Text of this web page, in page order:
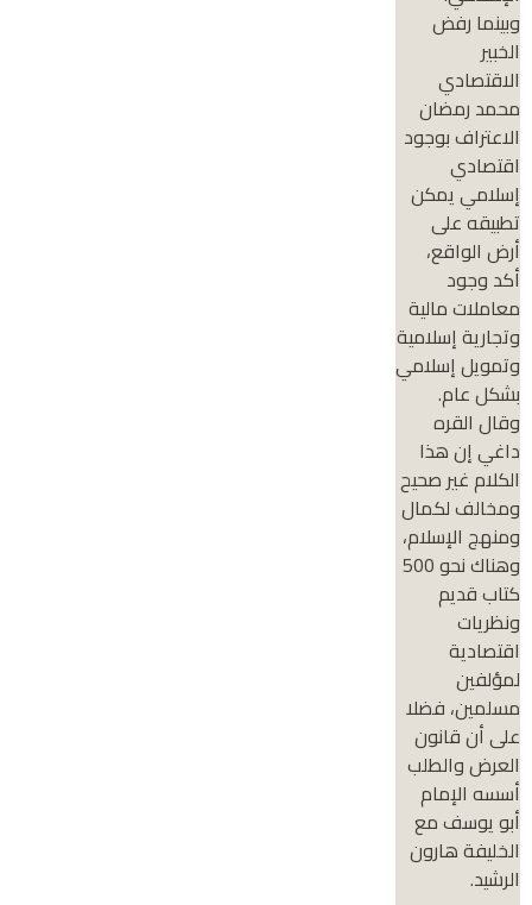
وبينما رفض
الخبير
الاقتصادي
محمد رمضان
الاعتراف بوجود
اقتصادي
إسلامي يمكن
تطبيقه على
أرض الواقع،
أكد وجود
معاملات مالية
وتجارية إسلامية
وتمويل إسلامي
بشكل عام.
وقال القره
داغي إن هذا
الكلام غير صحيح
ومخالف لكمال
ومنهج الإسلام،
وهناك نحو 500
كتاب قديم
ونظريات
اقتصادية
لمؤلفين
مسلمين، فضلا
على أن قانون
العرض والطلب
أسسه الإمام
أبو يوسف مع
الخليفة هارون
الرشيد.